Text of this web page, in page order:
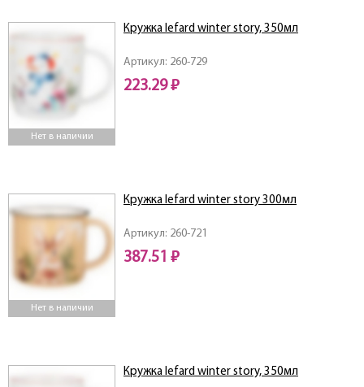
Нет в наличии
Артикул: 260-729
Кружка lefard winter story, 350мл
223.29 ₽
Нет в наличии
Артикул: 260-721
Кружка lefard winter story 300мл
387.51 ₽
Кружка lefard winter story, 350мл